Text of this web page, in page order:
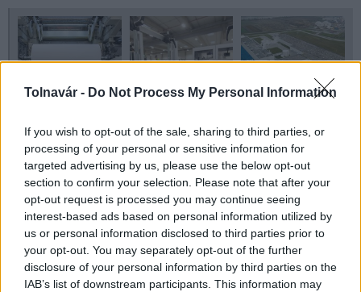
Tolnavár - Do Not Process My Personal Information
If you wish to opt-out of the sale, sharing to third parties, or
processing of your personal or sensitive information for
targeted advertising by us, please use the below opt-out
section to confirm your selection. Please note that after your
opt-out request is processed you may continue seeing
interest-based ads based on personal information utilized by
us or personal information disclosed to third parties prior to
your opt-out. You may separately opt-out of the further
disclosure of your personal information by third parties on the
IAB’s list of downstream participants. This information may